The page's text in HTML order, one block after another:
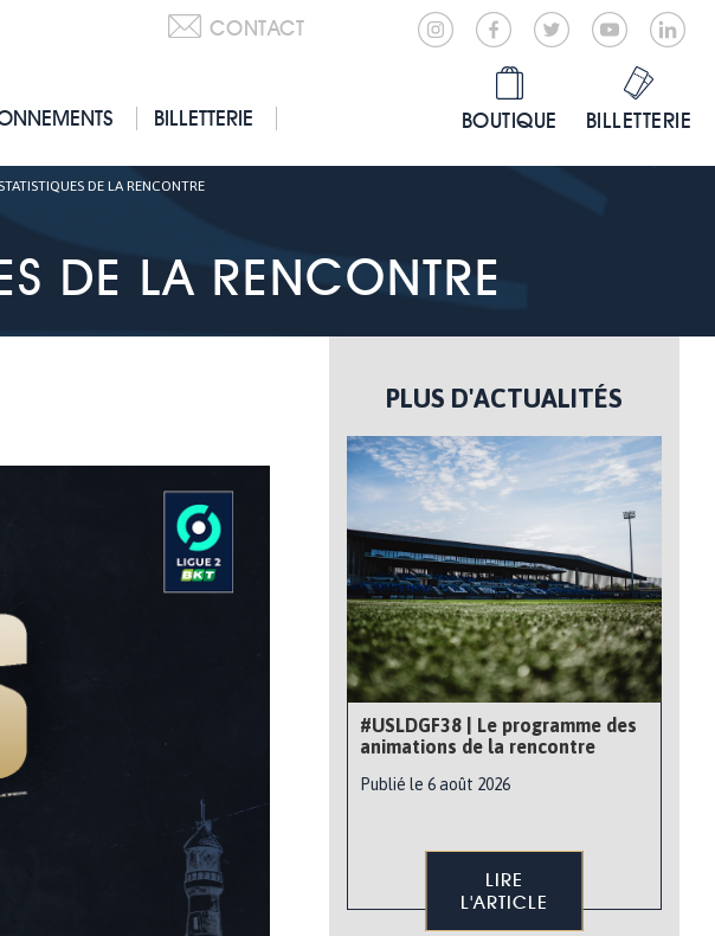
CONTACT
BILLETTERIE
BOUTIQUE BILLETTERIE
DE LA RENCONTRE
DE LA RENCONTRE
PLUS D'ACTUALITÉS
#USLDGF38 | Le programme des
animations de la rencontre
Publié le 6 août 2026
LIRE
L'ARTICLE